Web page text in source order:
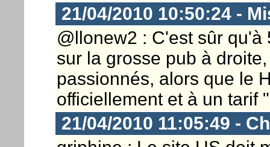
21/04/2010 10:50:24 -
@llonew2 : C'est sûr
sur la grosse pub à
passionnés, alors que le
officiellement et à un tarif
21/04/2010 11:05:49 -